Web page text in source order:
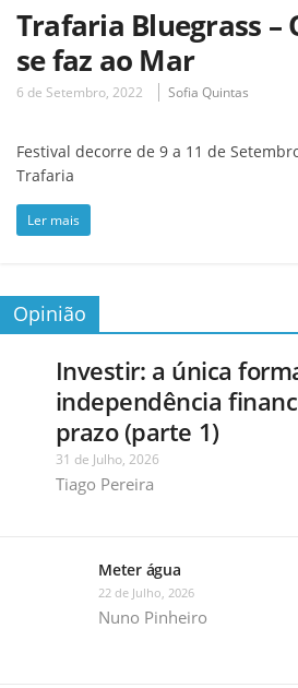
Trafaria Bluegrass –
se faz ao Mar
6 de Setembro, 2022 Sofia Quintas
Festival decorre de 9 a 11 de
Trafaria
Ler mais
Opinião
Investir: a única
independência
prazo (parte 1)
31 de Julho, 2026
Tiago Pereira
Meter água
22 de Julho, 2026
Nuno Pinheiro